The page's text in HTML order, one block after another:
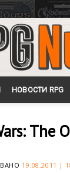
НОВОСТИ RPG
The
19.08.2011 |